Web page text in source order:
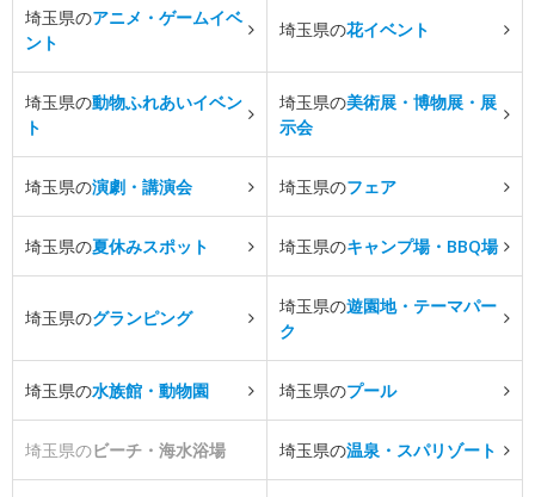
埼玉県のアニメ・ゲームイベ
ント
埼玉県の花イベント
埼玉県の動物ふれあいイベン
ト
埼玉県の美術展・博物展・展
示会
埼玉県の演劇・講演会 埼玉県のフェア
埼玉県の夏休みスポット 埼玉県のキャンプ場・BBQ場
埼玉県のグランピング
埼玉県の遊園地・テーマパー
ク
埼玉県の水族館・動物園 埼玉県のプール
埼玉県のビーチ・海水浴場 埼玉県の温泉・スパリゾート